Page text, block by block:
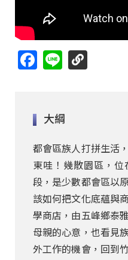
Facebook
Line
大綱
都會區族人打拼生活
東哇！幾散園區，
段，是少數都會區以
該如何把文化底蘊與
學商店，由五峰鄉泰
母親的心意，也看見
外工作的機會，回到